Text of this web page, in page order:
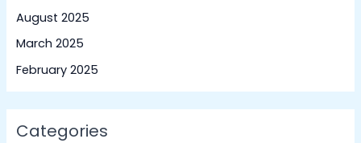
August 2025
March 2025
February 2025
Categories